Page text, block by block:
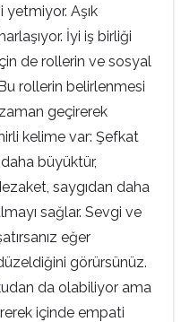
Aşık
İyi iş birliği
de rollerin ve sosyal
rollerin belirlenmesi
geçirerek
kelime var: Şefkat
büyüktür,
saygıdan daha
sağlar. Sevgi ve
eğer
görürsünüz.
da olabiliyor ama
içinde empati